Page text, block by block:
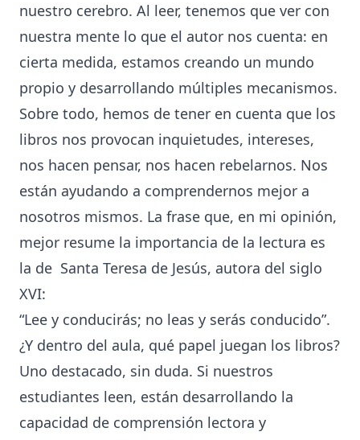
nuestro cerebro. Al leer, tenemos que ver con
nuestra mente lo que el autor nos cuenta: en
cierta medida, estamos creando un mundo
propio y desarrollando múltiples mecanismos.
Sobre todo, hemos de tener en cuenta que los
libros nos provocan inquietudes, intereses,
nos hacen pensar, nos hacen rebelarnos. Nos
están ayudando a comprendernos mejor a
nosotros mismos. La frase que, en mi opinión,
mejor resume la importancia de la lectura es
la de Santa Teresa de Jesús, autora del siglo
XVI:
“Lee y conducirás; no leas y serás conducido”.
¿Y dentro del aula, qué papel juegan los libros?
Uno destacado, sin duda. Si nuestros
estudiantes leen, están desarrollando la
capacidad de comprensión lectora y